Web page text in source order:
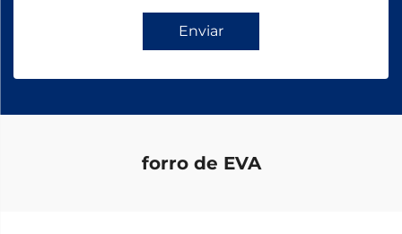
Enviar
forro de EVA